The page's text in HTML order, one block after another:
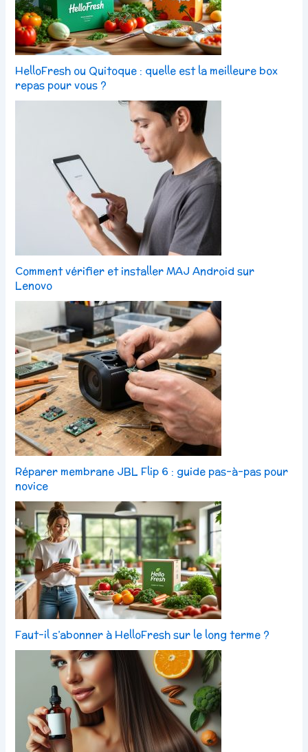
HelloFresh ou Quitoque : quelle est la meilleure box
repas pour vous ?
Comment vérifier et installer MAJ Android sur
Lenovo
Réparer membrane JBL Flip 6 : guide pas-à-pas pour
novice
Faut-il s’abonner à HelloFresh sur le long terme ?